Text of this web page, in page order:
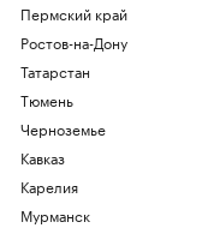
Пермский край
Ростов-на-Дону
Татарстан
Тюмень
Черноземье
Кавказ
Карелия
Мурманск